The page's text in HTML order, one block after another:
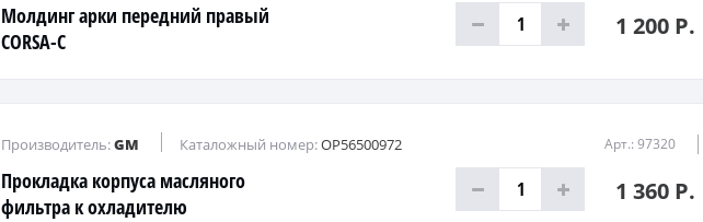
Молдинг арки передний правый
CORSA-C
1 200 Р.
Прокладка корпуса масляного
фильтра к охладителю
Производитель:GM Каталожный номер:OP56500972 Арт.: 97320
1 360 Р.